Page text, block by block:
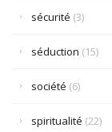
sécurité (3)
séduction (15)
société (6)
spiritualité (22)